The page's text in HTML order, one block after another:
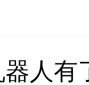
人有